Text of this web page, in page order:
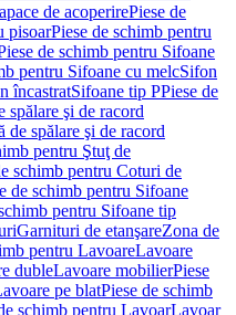
de acoperirePiese de
pisoarPiese de schimb pentru
de schimb pentru Sifoane
pentru Sifoane cu melcSifon
încastratSifoane tip PPiese de
spălare şi de racord
de spălare şi de racord
pentru Ştuţ de
schimb pentru Coturi de
de schimb pentru Sifoane
pentru Sifoane tip
Garnituri de etanşareZona de
pentru LavoareLavoare
dubleLavoare mobilierPiese
pe blatPiese de schimb
schimb pentru LavoarLavoar